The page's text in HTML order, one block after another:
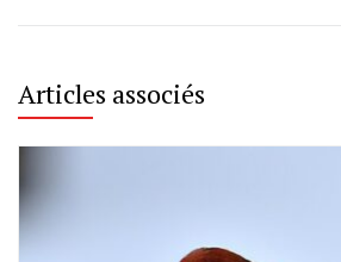
Articles associés